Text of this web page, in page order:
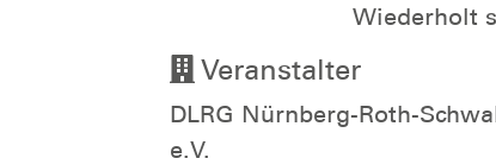
Wiederholt
Veranstalter
DLRG Nürnberg-Roth-
e.V.